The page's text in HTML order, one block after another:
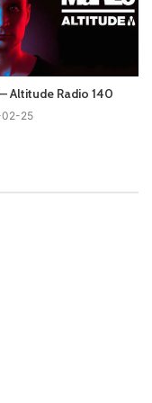
Mix) /AVA
– Rave
Smash/
/Reaching
DJ (Extended
Mix) /Generation
(Extended Mix)
Altitude Radio 140
25